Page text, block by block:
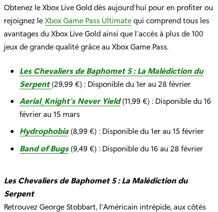
Obtenez le Xbox Live Gold dès aujourd’hui pour en profiter ou
rejoignez leXbox Game Pass Ultimatequi comprend tous les
avantages du Xbox Live Gold ainsi que l’accès à plus de 100
jeux de grande qualité grâce au Xbox Game Pass.
Les Chevaliers de Baphomet 5 : La Malédiction du
Serpent(29,99 €) : Disponible du 1er au 28 février
Aerial_Knight's Never Yield (11,99 €) : Disponible du 16
février au 15 mars
Hydrophobia (8,99 €) : Disponible du 1er au 15 février
Band of Bugs (9,49 €) : Disponible du 16 au 28 février
Les Chevaliers de Baphomet 5 : La Malédiction du
Serpent
Retrouvez George Stobbart, l'Américain intrépide, aux côtés